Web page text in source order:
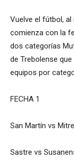
Vuelve el fútbol,
comienza con la
dos categorías
de Trebolense
equipos por
FECHA 1
San Martín vs Mitre
Sastre vs